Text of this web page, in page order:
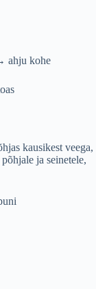
ahju kohe
kausikest veega,
ja seinetele,